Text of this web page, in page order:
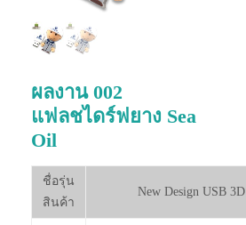
ผลงาน 002
แฟลชไดร์ฟยาง Sea
Oil
ชื่อรุ่น
สินค้า
New Design USB 3D